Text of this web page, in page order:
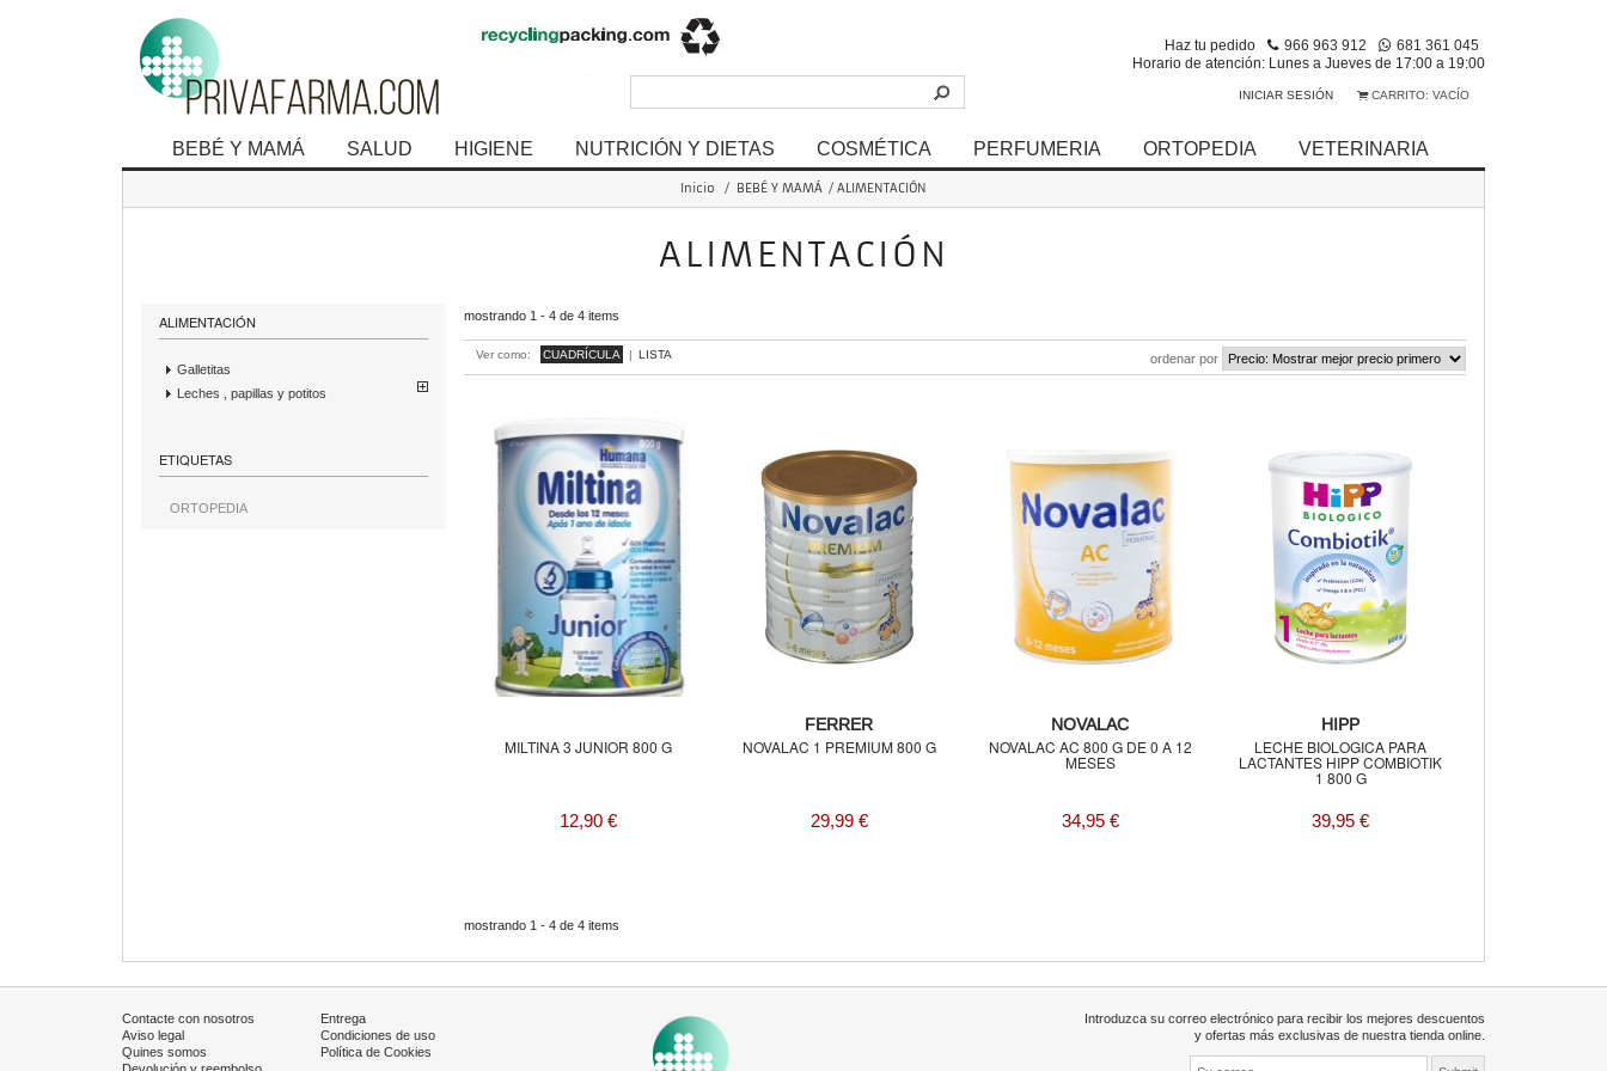
Haz tu pedido 966 963 912
681 361 045
Horario de atención: Lunes a Jueves de 17:00 a 19:00
CARRITO: VACÍO
INICIAR SESIÓN
BEBÉ Y MAMÁ SALUD HIGIENE NUTRICIÓN Y DIETAS COSMÉTICA PERFUMERIA ORTOPEDIA VETERINARIA
Inicio / BEBÉ Y MAMÁ / ALIMENTACIÓN
ALIMENTACIÓN
mostrando 1 - 4 de 4 items
Ver como: CUADRÍCULA | LISTA ordenar por
MILTINA 3 JUNIOR 800 G
12,90 €
FERRER
NOVALAC 1 PREMIUM 800 G
29,99 €
NOVALAC
NOVALAC AC 800 G DE 0 A 12
MESES
34,95 €
HIPP
LECHE BIOLOGICA PARA
LACTANTES HIPP COMBIOTIK
1 800 G
39,95 €
mostrando 1 - 4 de 4 items
ALIMENTACIÓN
Galletitas
Leches , papillas y potitos
ETIQUETAS
ORTOPEDIA
Contacte con nosotros
Entrega
Aviso legal
Condiciones de uso
Quines somos
Política de Cookies
Introduzca su correo electrónico para recibir los mejores descuentos
y ofertas más exclusivas de nuestra tienda online.